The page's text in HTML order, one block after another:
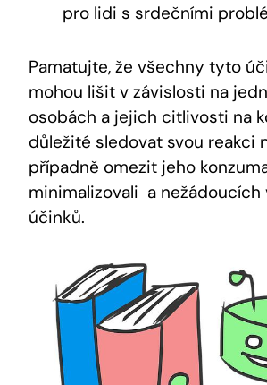
pro lidi s srdečními
Pamatujte, že všechny tyto
mohou​ lišit v závislosti na
osobách a jejich ⁢citlivosti na
⁣důležité⁤ sledovat svou reakci
případně omezit jeho
minimalizovali ‍ a⁣
účinků.